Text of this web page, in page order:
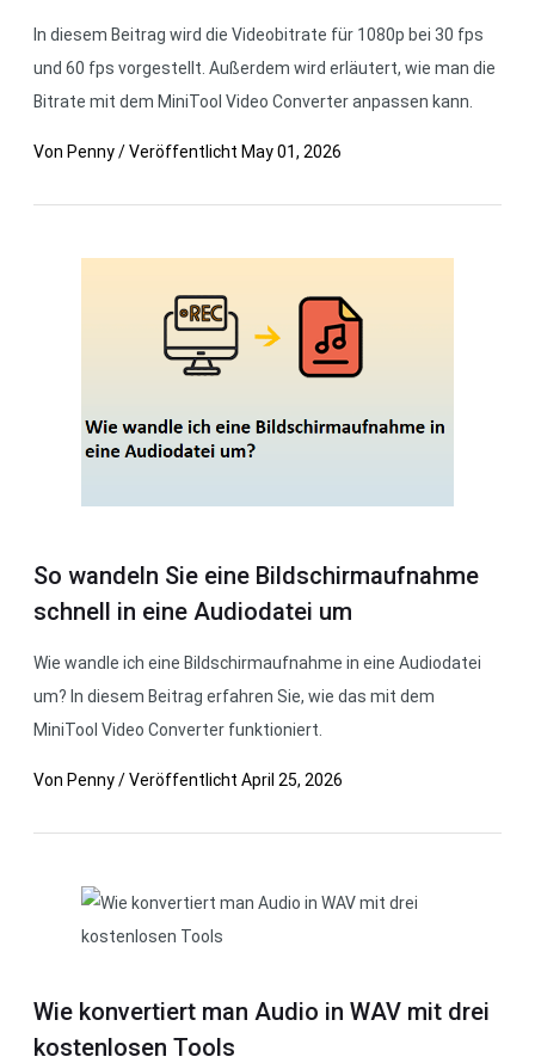
In diesem Beitrag wird die Videobitrate für 1080p bei 30 fps
und 60 fps vorgestellt. Außerdem wird erläutert, wie man die
Bitrate mit dem MiniTool Video Converter anpassen kann.
Von Penny/Veröffentlicht May 01, 2026
So wandeln Sie eine Bildschirmaufnahme
schnell in eine Audiodatei um
Wie wandle ich eine Bildschirmaufnahme in eine Audiodatei
um? In diesem Beitrag erfahren Sie, wie das mit dem
MiniTool Video Converter funktioniert.
Von Penny/Veröffentlicht April 25, 2026
Wie konvertiert man Audio in WAV mit drei
kostenlosen Tools